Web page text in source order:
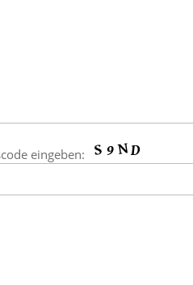
eingeben: